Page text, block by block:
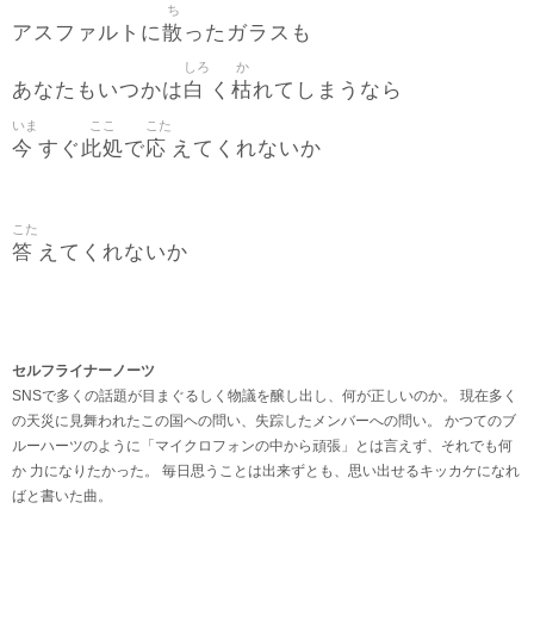
アスファルトに散
ち
ったガラスも
あなたもいつかは白
しろ
く 枯
か
れてしまうなら
今
いま
すぐ 此処
ここ
で応
こた
えてくれないか
答
こた
えてくれないか
セルフライナーノーツ
SNSで多くの話題が目まぐるしく物議を醸し出し、何が正しいのか。 現在多く
の天災に見舞われたこの国ヘの問い、失踪したメンバーへの問い。 かつてのブ
ルーハーツのように「マイクロフォンの中から頑張」とは言えず、それでも何
か 力になりたかった。 毎日思うことは出来ずとも、思い出せるキッカケになれ
ばと書いた曲。